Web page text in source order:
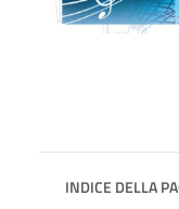
INDICE DELLA